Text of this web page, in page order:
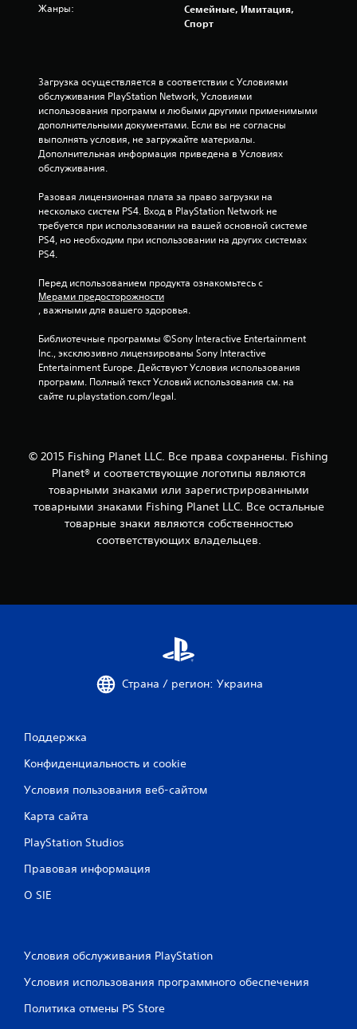
Жанры:
Семейные, Имитация,
Спорт
Загрузка осуществляется в соответствии с Условиями
обслуживания PlayStation Network, Условиями
использования программ и любыми другими применимыми
дополнительными документами. Если вы не согласны
выполнять условия, не загружайте материалы.
Дополнительная информация приведена в Условиях
обслуживания.
Разовая лицензионная плата за право загрузки на
несколько систем PS4. Вход в PlayStation Network не
требуется при использовании на вашей основной системе
PS4, но необходим при использовании на других системах
PS4.
Перед использованием продукта ознакомьтесь с
Мерами предосторожности
, важными для вашего здоровья.
Библиотечные программы ©Sony Interactive Entertainment
Inc., эксклюзивно лицензированы Sony Interactive
Entertainment Europe. Действуют Условия использования
программ. Полный текст Условий использования см. на
сайте ru.playstation.com/legal.
© 2015 Fishing Planet LLC. Все права сохранены. Fishing
Planet® и соответствующие логотипы являются
товарными знаками или зарегистрированными
товарными знаками Fishing Planet LLC. Все остальные
товарные знаки являются собственностью
соответствующих владельцев.
Страна / регион: Украина
Поддержка
Конфиденциальность и cookie
Условия пользования веб-сайтом
Карта сайта
PlayStation Studios
Правовая информация
О SIE
Условия обслуживания PlayStation
Условия использования программного обеспечения
Политика отмены PS Store